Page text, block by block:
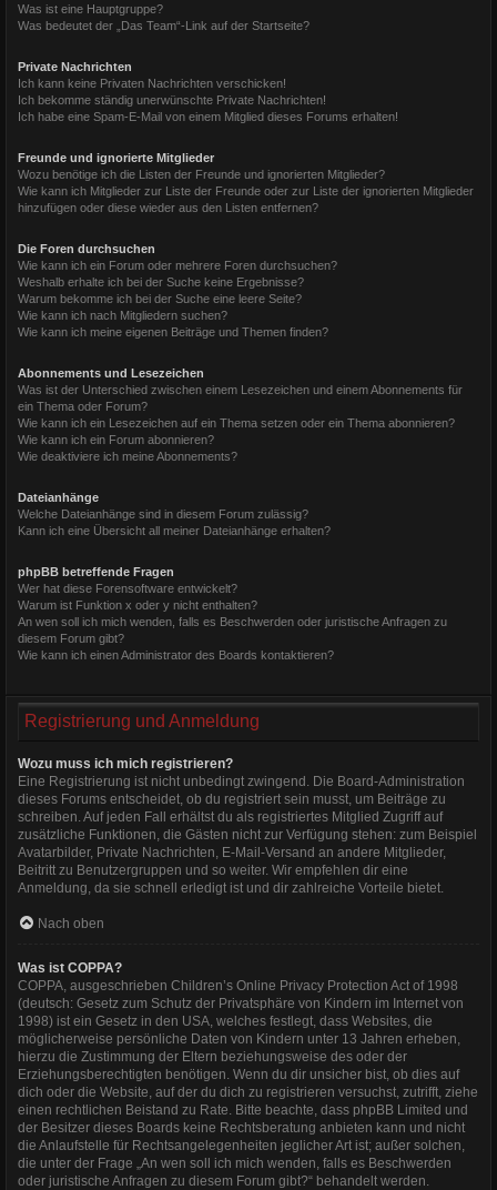
Was ist eine Hauptgruppe?
Was bedeutet der „Das Team“-Link auf der Startseite?
Private Nachrichten
Ich kann keine Privaten Nachrichten verschicken!
Ich bekomme ständig unerwünschte Private Nachrichten!
Ich habe eine Spam-E-Mail von einem Mitglied dieses Forums erhalten!
Freunde und ignorierte Mitglieder
Wozu benötige ich die Listen der Freunde und ignorierten Mitglieder?
Wie kann ich Mitglieder zur Liste der Freunde oder zur Liste der ignorierten Mitglieder
hinzufügen oder diese wieder aus den Listen entfernen?
Die Foren durchsuchen
Wie kann ich ein Forum oder mehrere Foren durchsuchen?
Weshalb erhalte ich bei der Suche keine Ergebnisse?
Warum bekomme ich bei der Suche eine leere Seite?
Wie kann ich nach Mitgliedern suchen?
Wie kann ich meine eigenen Beiträge und Themen finden?
Abonnements und Lesezeichen
Was ist der Unterschied zwischen einem Lesezeichen und einem Abonnements für
ein Thema oder Forum?
Wie kann ich ein Lesezeichen auf ein Thema setzen oder ein Thema abonnieren?
Wie kann ich ein Forum abonnieren?
Wie deaktiviere ich meine Abonnements?
Dateianhänge
Welche Dateianhänge sind in diesem Forum zulässig?
Kann ich eine Übersicht all meiner Dateianhänge erhalten?
phpBB betreffende Fragen
Wer hat diese Forensoftware entwickelt?
Warum ist Funktion x oder y nicht enthalten?
An wen soll ich mich wenden, falls es Beschwerden oder juristische Anfragen zu
diesem Forum gibt?
Wie kann ich einen Administrator des Boards kontaktieren?
Registrierung und Anmeldung
Wozu muss ich mich registrieren?
Eine Registrierung ist nicht unbedingt zwingend. Die Board-Administration
dieses Forums entscheidet, ob du registriert sein musst, um Beiträge zu
schreiben. Auf jeden Fall erhältst du als registriertes Mitglied Zugriff auf
zusätzliche Funktionen, die Gästen nicht zur Verfügung stehen: zum Beispiel
Avatarbilder, Private Nachrichten, E-Mail-Versand an andere Mitglieder,
Beitritt zu Benutzergruppen und so weiter. Wir empfehlen dir eine
Anmeldung, da sie schnell erledigt ist und dir zahlreiche Vorteile bietet.
Nach oben
Was ist COPPA?
COPPA, ausgeschrieben Children’s Online Privacy Protection Act of 1998
(deutsch: Gesetz zum Schutz der Privatsphäre von Kindern im Internet von
1998) ist ein Gesetz in den USA, welches festlegt, dass Websites, die
möglicherweise persönliche Daten von Kindern unter 13 Jahren erheben,
hierzu die Zustimmung der Eltern beziehungsweise des oder der
Erziehungsberechtigten benötigen. Wenn du dir unsicher bist, ob dies auf
dich oder die Website, auf der du dich zu registrieren versuchst, zutrifft, ziehe
einen rechtlichen Beistand zu Rate. Bitte beachte, dass phpBB Limited und
der Besitzer dieses Boards keine Rechtsberatung anbieten kann und nicht
die Anlaufstelle für Rechtsangelegenheiten jeglicher Art ist; außer solchen,
die unter der Frage „An wen soll ich mich wenden, falls es Beschwerden
oder juristische Anfragen zu diesem Forum gibt?“ behandelt werden.